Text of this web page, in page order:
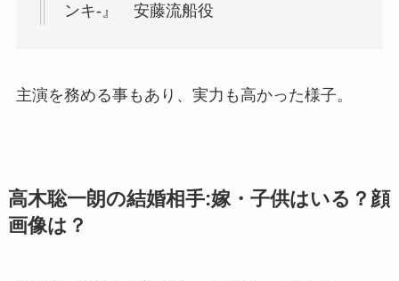
ンキ-』 安藤流船役
主演を務める事もあり、実力も高かった様子。
高木聡一朗の結婚相手:嫁・子供はいる？顔
画像は？